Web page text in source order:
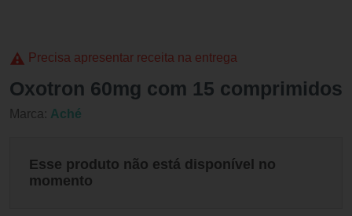
Precisa apresentar receita na entrega
Oxotron 60mg com 15 comprimidos
Marca: Aché
Esse produto não está disponível no
momento